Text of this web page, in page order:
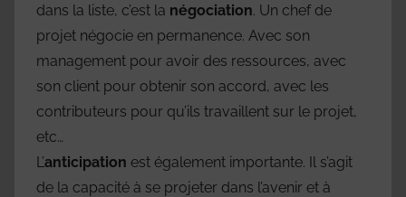
dans la liste, c’est la négociation. Un chef de
projet négocie en permanence. Avec son
management pour avoir des ressources, avec
son client pour obtenir son accord, avec les
contributeurs pour qu’ils travaillent sur le projet,
etc…
L’anticipation est également importante. Il s’agit
de la capacité à se projeter dans l’avenir et à